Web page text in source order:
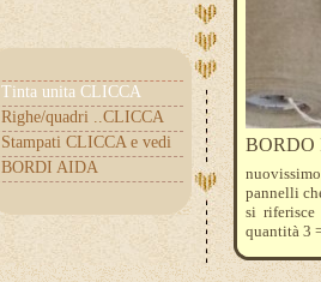
Tinta unita CLICCA
Righe/quadri ..CLICCA
Stampati CLICCA e vedi
BORDI AIDA
BORDO
pannelli
si riferisce
quantità 3